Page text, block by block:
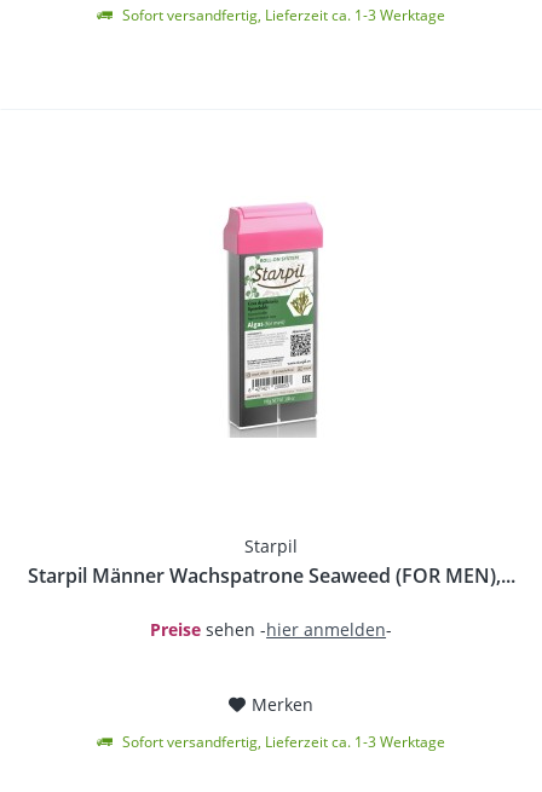
Sofort versandfertig, Lieferzeit ca. 1-3 Werktage
Starpil
Starpil Männer Wachspatrone Seaweed (FOR MEN),...
Preise sehen -hier anmelden-
Merken
Sofort versandfertig, Lieferzeit ca. 1-3 Werktage